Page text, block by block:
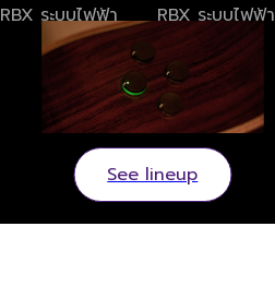
See lineup
RBX ระบบไฟฟ้า
RBX ระบบไฟฟ้า